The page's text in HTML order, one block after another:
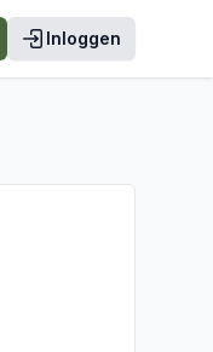
Inloggen